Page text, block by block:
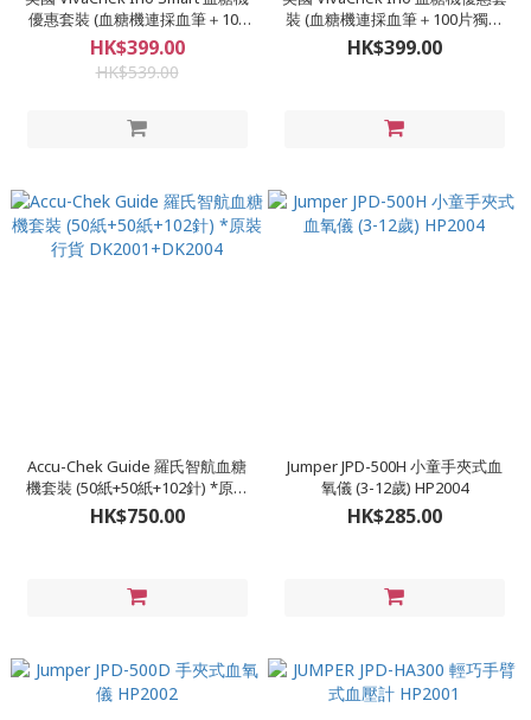
優惠套裝 (血糖機連採血筆＋100
片獨立包裝試紙＋100枝採血針）
VC-S03 HP2011
HK$399.00
HK$539.00
裝 (血糖機連採血筆＋100片獨立
包裝試紙＋100枝採血針) VC-S02
HP2005
HK$399.00
Accu-Chek Guide 羅氏智航血糖
機套裝 (50紙+50紙+102針) *原裝
行貨 DK2001+DK2004
HK$750.00
Jumper JPD-500H 小童手夾式血
氧儀 (3-12歲) HP2004
HK$285.00